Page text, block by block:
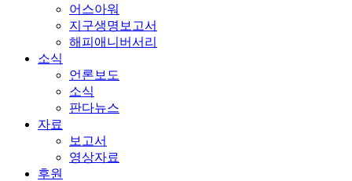
어스아워
지구생명보고서
해피애니버서리
소식
언론보도
소식
판다뉴스
자료
보고서
영상자료
후원